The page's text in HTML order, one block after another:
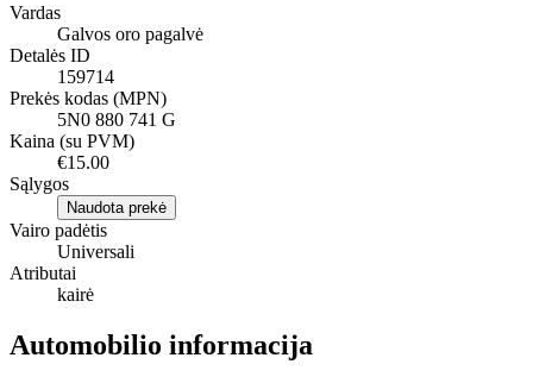
Vardas
Galvos oro pagalvė
Detalės ID
159714
Prekės kodas (MPN)
5N0 880 741 G
Kaina (su PVM)
€15.00
Sąlygos
Naudota prekė
Vairo padėtis
Universali
Atributai
kairė
Automobilio informacija